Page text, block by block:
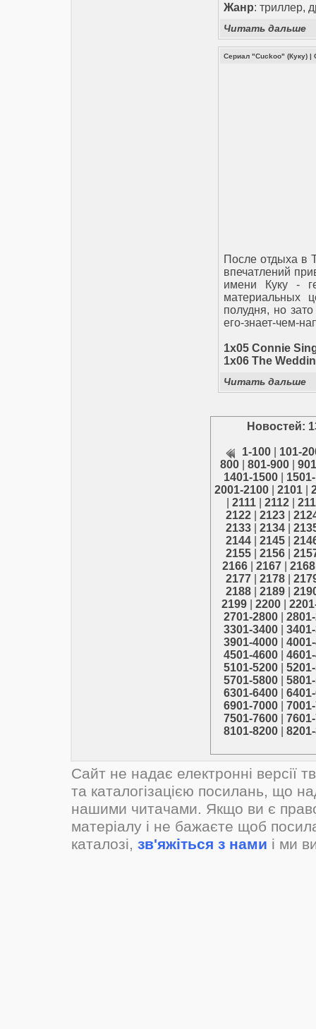
Жанр: триллер,
Читать дальше
Сериал "Cuckoo" (Куку) |
После отдыха в
впечатлений
имени Куку -
материальных
полудня, но
его-знает-чем-
1х05 Connie
1х06 The
Читать дальше
Новостей:
1-100
101-
800
801-900
1401-1500
2001-2100
2101
2111 2112
2122
2123
2133
2134
2144
2145
2155
2156
2166
2167 2168
2177
2178
2188
2189
2199| 2200|
2701-2800
3301-3400
3901-4000
4501-4600
5101-5200
5701-5800
6301-6400
6901-7000
7501-7600
8101-8200
Сайт не надає електронні версії
та каталогізацією посилань, що
нашими читачами. Якщо ви є
матеріалу і не бажаєте щоб
каталозі, зв'яжіться з нами і ми